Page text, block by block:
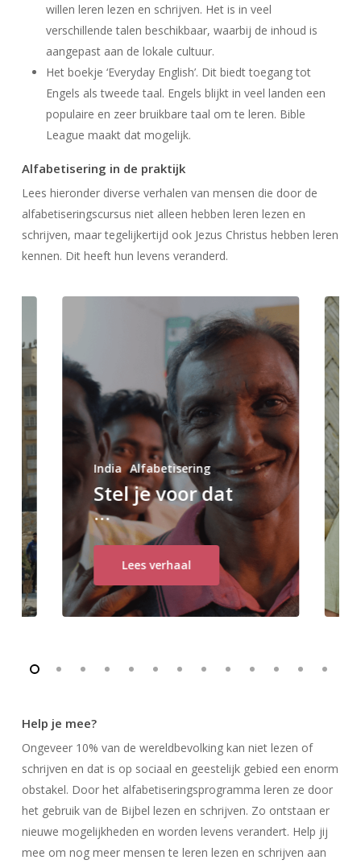
willen leren lezen en schrijven. Het is in veel
verschillende talen beschikbaar, waarbij de inhoud is
aangepast aan de lokale cultuur.
Het boekje ‘Everyday English’. Dit biedt toegang tot
Engels als tweede taal. Engels blijkt in veel landen een
populaire en zeer bruikbare taal om te leren. Bible
League maakt dat mogelijk.
Alfabetisering in de praktijk
Lees hieronder diverse verhalen van mensen die door de
alfabetiseringscursus niet alleen hebben leren lezen en
schrijven, maar tegelijkertijd ook Jezus Christus hebben leren
kennen. Dit heeft hun levens veranderd.
India Alfabetisering
Stel je voor dat
…
Lees verhaal
Help je mee?
Ongeveer 10% van de wereldbevolking kan niet lezen of
schrijven en dat is op sociaal en geestelijk gebied een enorm
obstakel. Door het alfabetiseringsprogramma leren ze door
het gebruik van de Bijbel lezen en schrijven. Zo ontstaan er
nieuwe mogelijkheden en worden levens verandert. Help jij
mee om nog meer mensen te leren lezen en schrijven aan